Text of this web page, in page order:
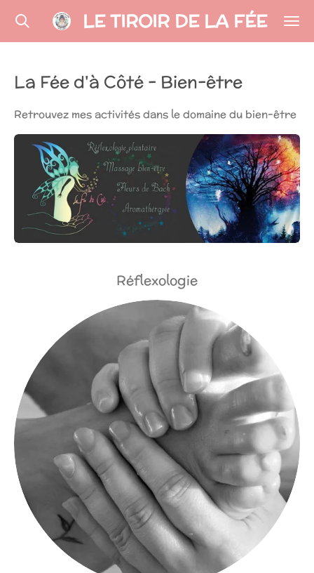
Passer
LE TIROIR DE LA FÉE
La Fée d'à Côté - Bien-être
Retrouvez mes activités dans le domaine du bien-être
Réflexologie